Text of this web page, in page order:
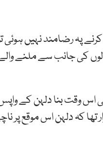
رضامند نہیں ہوئی تو
کی جانب سے ملنے
اس وقت بنا دلہن کے
کہ دلہن اس موقع پر